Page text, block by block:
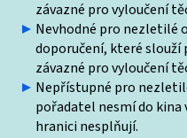
závazné pro vyloučení
Nevhodné pro nezletilé
doporučení, které slouží
závazné pro vyloučení
Nepřístupné pro
pořadatel nesmí do
hranici nesplňují.